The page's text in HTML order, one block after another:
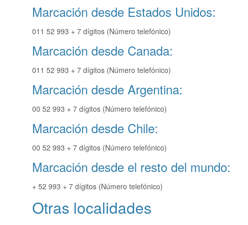
Marcación desde Estados Unidos:
011 52 993 + 7 dígitos (Número telefónico)
Marcación desde Canada:
011 52 993 + 7 dígitos (Número telefónico)
Marcación desde Argentina:
00 52 993 + 7 dígitos (Número telefónico)
Marcación desde Chile:
00 52 993 + 7 dígitos (Número telefónico)
Marcación desde el resto del mundo:
+ 52 993 + 7 dígitos (Número telefónico)
Otras localidades